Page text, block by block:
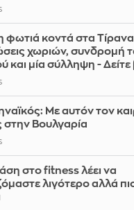
φωτιά κοντά στα
χωριών, συνδρομή
και μία σύλληψη - Δείτε
Με αυτόν τον
στην Βουλγαρία
στο fitness λέει να
λιγότερο αλλά